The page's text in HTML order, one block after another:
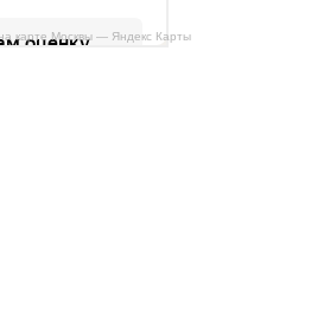
карте Москвы — Яндекс Карты